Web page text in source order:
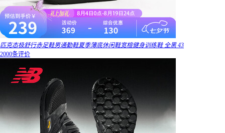
匹克态极舒行赤足鞋男通勤鞋夏季薄底休闲鞋宽楦健身训练鞋 全黑 43
2000条评价